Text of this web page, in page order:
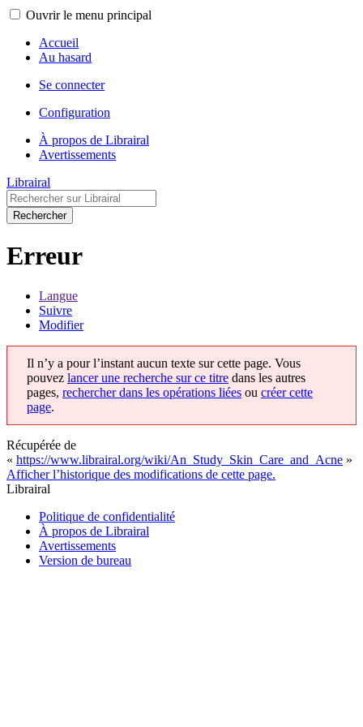
Ouvrir le menu principal
Accueil
Au hasard
Se connecter
Configuration
À propos de Librairal
Avertissements
Librairal
Rechercher
Erreur
Langue
Suivre
Modifier
Il n’y a pour l’instant aucun texte sur cette page. Vous
pouvez lancer une recherche sur ce titre dans les autres
pages, rechercher dans les opérations liées ou créer cette
page.
Récupérée de
« https://www.librairal.org/wiki/An_Study_Skin_Care_and_Acne »
Afficher l’historique des modifications de cette page.
Librairal
Politique de confidentialité
À propos de Librairal
Avertissements
Version de bureau